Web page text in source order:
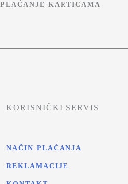
PLAĆANJE KARTICAMA
KORISNIČKI SERVIS
NAČIN PLAĆANJA
REKLAMACIJE